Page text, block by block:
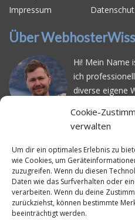
Cookie-
verwalten
Um dir ein optimales Erlebnis zu
wie Cookies, um
zuzugreifen. Wenn du diesen
Daten wie das Surfverhalten oder
verarbeiten. Wenn du deine
zurückziehst, können bestimmte
beeinträchtigt werden.
Impressum
Über
Hi! Mein Name
ich
diverse eigene
schwierig ist
vielen
Serverausfälle
Ladezeiten.
angefangen,
systematisch
Erreichbarkeit
Website